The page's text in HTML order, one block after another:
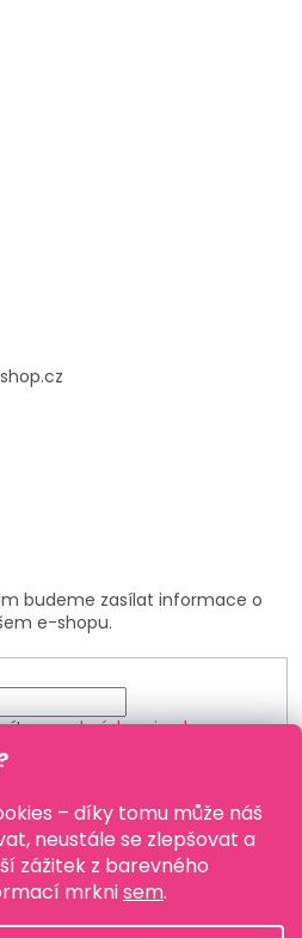
– díky tomu může náš
neustále se zlepšovat a
zážitek z barevného
mrknisem.
budeme zasílat informace o
e-shopu.
spodmínkami ochrany